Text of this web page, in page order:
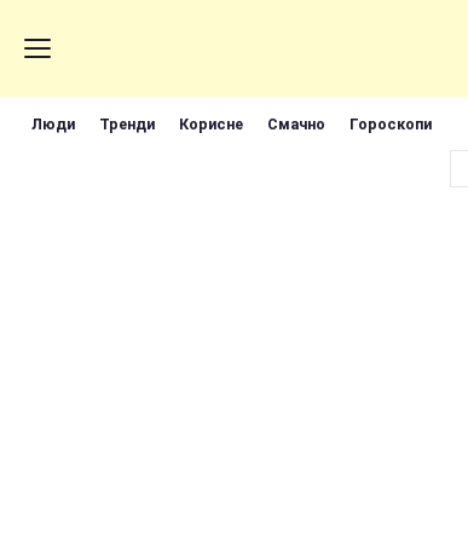
Люди Тренди Корисне Смачно Гороскопи